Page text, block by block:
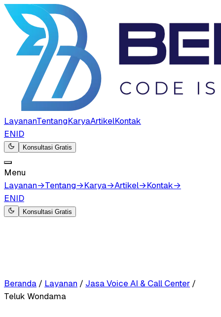
LayananTentangKaryaArtikelKontak
ENID
Konsultasi Gratis
Menu
Layanan→Tentang→Karya→Artikel→Kontak→
ENID
Konsultasi Gratis
Beranda / Layanan / Jasa Voice AI & Call Center /
Teluk Wondama